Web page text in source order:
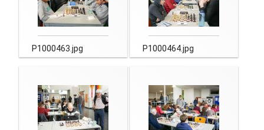
P1000463.jpg P1000464.jpg